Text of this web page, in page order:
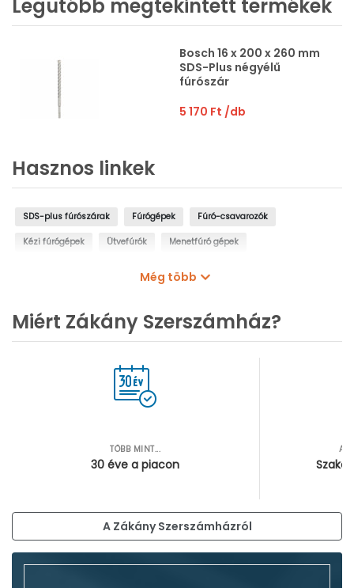
Legutóbb megtekintett termékek
Bosch 16 x 200 x 260 mm
SDS-Plus négyélű
fúrószár
5 170 Ft /db
Hasznos linkek
SDS-plus fúrószárak Fúrógépek Fúró-csavarozók
Kézi fúrógépek Ütvefúrók Menetfúró gépek
Még több
Miért Zákány Szerszámház?
TÖBB MINT...
30 éve a piacon
A Zákány Szerszámházról